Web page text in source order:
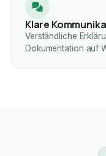
Klare
Verständliche
Dokumentation auf